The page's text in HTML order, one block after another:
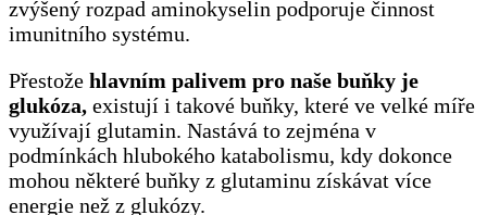
zvýšený rozpad aminokyselin podporuje činnost
imunitního systému.
Přestože hlavním palivem pro naše buňky je
glukóza, existují i takové buňky, které ve velké míře
využívají glutamin. Nastává to zejména v
podmínkách hlubokého katabolismu, kdy dokonce
mohou některé buňky z glutaminu získávat více
energie než z glukózy.